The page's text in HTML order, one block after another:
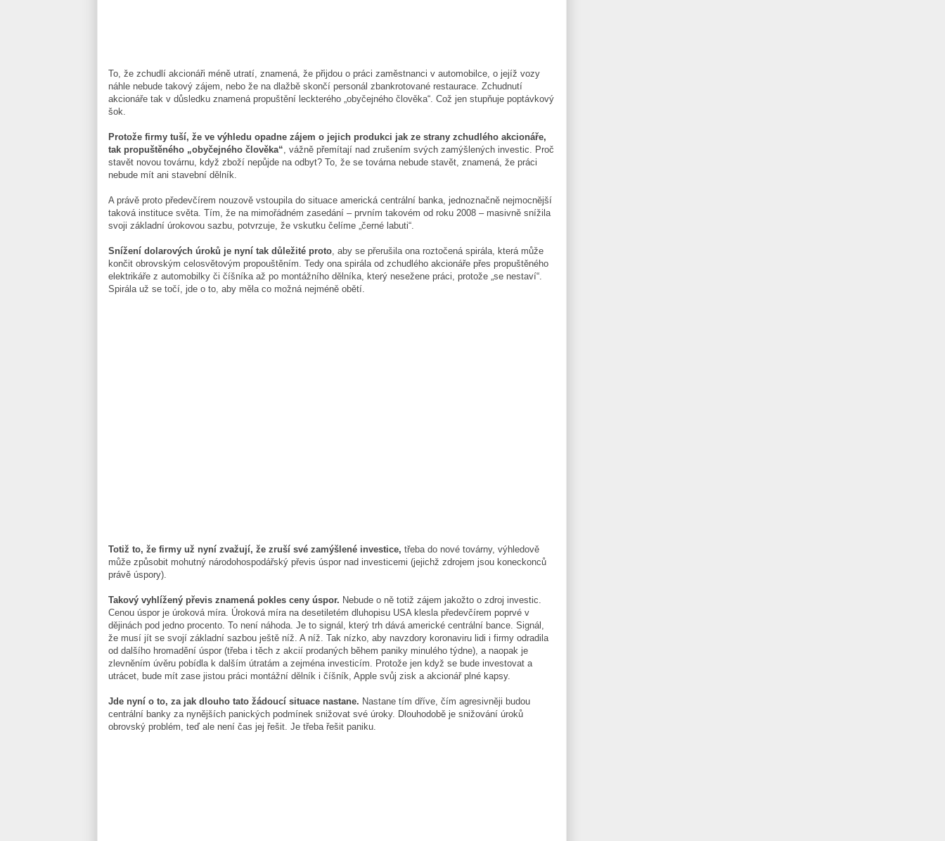
To, že zchudlí akcionáři méně utratí, znamená, že přijdou o práci zaměstnanci v automobilce, o jejíž vozy
náhle nebude takový zájem, nebo že na dlažbě skončí personál zbankrotované restaurace. Zchudnutí
akcionáře tak v důsledku znamená propuštění leckterého „obyčejného člověka“. Což jen stupňuje poptávkový
šok.
Protože firmy tuší, že ve výhledu opadne zájem o jejich produkci jak ze strany zchudlého akcionáře,
tak propuštěného „obyčejného člověka“, vážně přemítají nad zrušením svých zamýšlených investic. Proč
stavět novou továrnu, když zboží nepůjde na odbyt? To, že se továrna nebude stavět, znamená, že práci
nebude mít ani stavební dělník.
A právě proto předevčírem nouzově vstoupila do situace americká centrální banka, jednoznačně nejmocnější
taková instituce světa. Tím, že na mimořádném zasedání – prvním takovém od roku 2008 – masivně snížila
svoji základní úrokovou sazbu, potvrzuje, že vskutku čelíme „černé labuti“.
Snížení dolarových úroků je nyní tak důležité proto, aby se přerušila ona roztočená spirála, která může
končit obrovským celosvětovým propouštěním. Tedy ona spirála od zchudlého akcionáře přes propuštěného
elektrikáře z automobilky či číšníka až po montážního dělníka, který nesežene práci, protože „se nestaví“.
Spirála už se točí, jde o to, aby měla co možná nejméně obětí.
Totiž to, že firmy už nyní zvažují, že zruší své zamýšlené investice, třeba do nové továrny, výhledově
může způsobit mohutný národohospodářský převis úspor nad investicemi (jejichž zdrojem jsou koneckonců
právě úspory).
Takový vyhlížený převis znamená pokles ceny úspor. Nebude o ně totiž zájem jakožto o zdroj investic.
Cenou úspor je úroková míra. Úroková míra na desetiletém dluhopisu USA klesla předevčírem poprvé v
dějinách pod jedno procento. To není náhoda. Je to signál, který trh dává americké centrální bance. Signál,
že musí jít se svojí základní sazbou ještě níž. A níž. Tak nízko, aby navzdory koronaviru lidi i firmy odradila
od dalšího hromadění úspor (třeba i těch z akcií prodaných během paniky minulého týdne), a naopak je
zlevněním úvěru pobídla k dalším útratám a zejména investicím. Protože jen když se bude investovat a
utrácet, bude mít zase jistou práci montážní dělník i číšník, Apple svůj zisk a akcionář plné kapsy.
Jde nyní o to, za jak dlouho tato žádoucí situace nastane. Nastane tím dříve, čím agresivněji budou
centrální banky za nynějších panických podmínek snižovat své úroky. Dlouhodobě je snižování úroků
obrovský problém, teď ale není čas jej řešit. Je třeba řešit paniku.